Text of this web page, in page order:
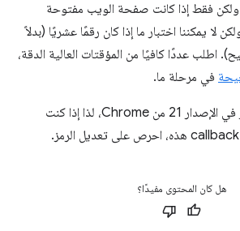
ولكن فقط إذا كانت صفحة الويب مفتوحة
لمدة 30 عامًا. ولكن لا يمكننا اختبار ما إذا كان رقمًا عشريًا (بدلاً
اطلب عددًا كافيًا من المؤقتات العالية الدقة،
في مرحلة ما.
نخطّط لطرح هذا التغيير في الإصدار 21 من Chrome، لذا إذا كنت
هل كان المحتوى مفيدًا؟